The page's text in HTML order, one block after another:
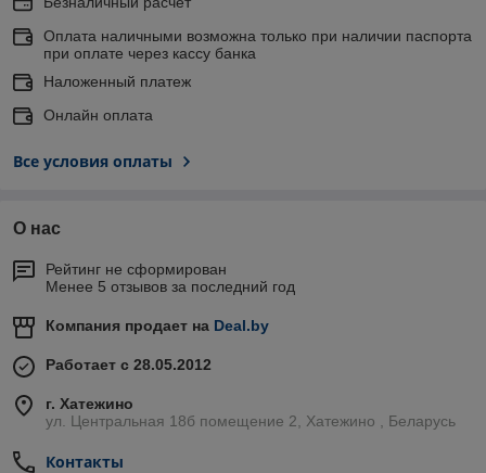
Оплата наличными возможна только при наличии паспорта
при оплате через кассу банка
Наложенный платеж
Онлайн оплата
Все условия оплаты
О нас
Рейтинг не сформирован
Менее 5 отзывов за последний год
Компания продает на Deal.by
Работает с 28.05.2012
г. Хатежино
ул. Центральная 18б помещение 2, Хатежино , Беларусь
Контакты